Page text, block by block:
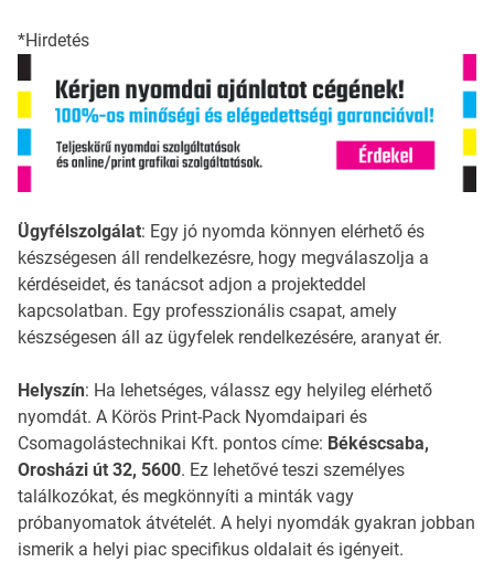
*Hirdetés
Ügyfélszolgálat: Egy jó nyomda könnyen elérhető és
készségesen áll rendelkezésre, hogy megválaszolja a
kérdéseidet, és tanácsot adjon a projekteddel
kapcsolatban. Egy professzionális csapat, amely
készségesen áll az ügyfelek rendelkezésére, aranyat ér.
Helyszín: Ha lehetséges, válassz egy helyileg elérhető
nyomdát. A Körös Print-Pack Nyomdaipari és
Csomagolástechnikai Kft. pontos címe: Békéscsaba,
Orosházi út 32, 5600. Ez lehetővé teszi személyes
találkozókat, és megkönnyíti a minták vagy
próbanyomatok átvételét. A helyi nyomdák gyakran jobban
ismerik a helyi piac specifikus oldalait és igényeit.